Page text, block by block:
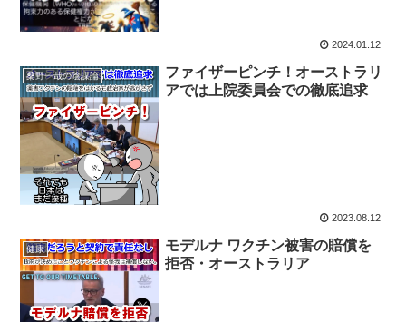
2024.01.12
桑野一哉の陰謀論
ファイザーピンチ！オーストラリ
アでは上院委員会での徹底追求
2023.08.12
健康
モデルナ ワクチン被害の賠償を
拒否・オーストラリア